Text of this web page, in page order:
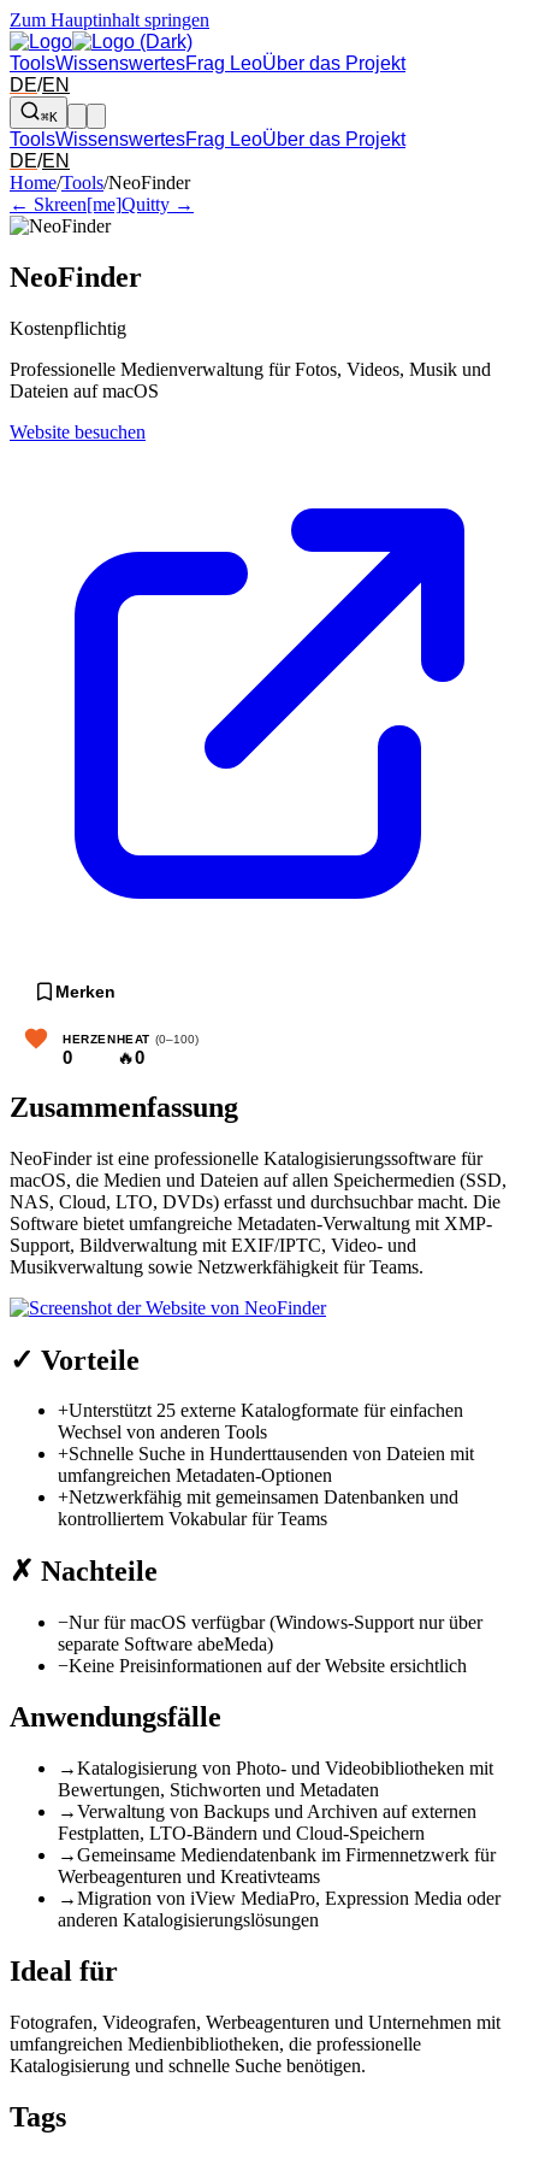
Zum Hauptinhalt springen
ToolsWissenswertesFrag LeoÜber das Projekt
DE/EN
⌘K
ToolsWissenswertesFrag LeoÜber das Projekt
DE/EN
Pfeil links und rechts: zum benachbarten Tool in der Übersicht
Home/Tools/NeoFinder
← Skreen[me]Quitty →
NeoFinder
Kostenpflichtig
Professionelle Medienverwaltung für Fotos, Videos, Musik und
Dateien auf macOS
Website besuchen
Merken
HERZEN
0
HEAT (0–100)
🔥0
Zusammenfassung
NeoFinder ist eine professionelle Katalogisierungssoftware für
macOS, die Medien und Dateien auf allen Speichermedien (SSD,
NAS, Cloud, LTO, DVDs) erfasst und durchsuchbar macht. Die
Software bietet umfangreiche Metadaten-Verwaltung mit XMP-
Support, Bildverwaltung mit EXIF/IPTC, Video- und
Musikverwaltung sowie Netzwerkfähigkeit für Teams.
✓ Vorteile
+Unterstützt 25 externe Katalogformate für einfachen
Wechsel von anderen Tools
+Schnelle Suche in Hunderttausenden von Dateien mit
umfangreichen Metadaten-Optionen
+Netzwerkfähig mit gemeinsamen Datenbanken und
kontrolliertem Vokabular für Teams
✗ Nachteile
−Nur für macOS verfügbar (Windows-Support nur über
separate Software abeMeda)
−Keine Preisinformationen auf der Website ersichtlich
Anwendungsfälle
→Katalogisierung von Photo- und Videobibliotheken mit
Bewertungen, Stichworten und Metadaten
→Verwaltung von Backups und Archiven auf externen
Festplatten, LTO-Bändern und Cloud-Speichern
→Gemeinsame Mediendatenbank im Firmennetzwerk für
Werbeagenturen und Kreativteams
→Migration von iView MediaPro, Expression Media oder
anderen Katalogisierungslösungen
Ideal für
Fotografen, Videografen, Werbeagenturen und Unternehmen mit
umfangreichen Medienbibliotheken, die professionelle
Katalogisierung und schnelle Suche benötigen.
Tags